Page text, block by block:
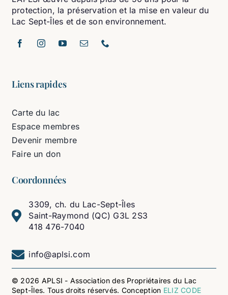
protection, la préservation et la mise en valeur du
Lac Sept-Îles et de son environnement.
Liens rapides
Carte du lac
Espace membres
Devenir membre
Faire un don
Coordonnées
3309, ch. du Lac-Sept-Îles
Saint-Raymond (QC) G3L 2S3
418 476-7040
info@aplsi.com
© 2026 APLSI - Association des Propriétaires du Lac
Sept-Îles. Tous droits réservés. Conception ELIZ CODE